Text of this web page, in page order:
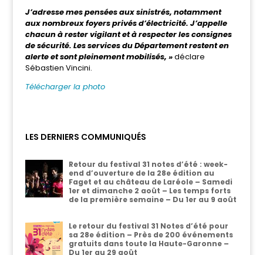
J’adresse mes pensées aux sinistrés, notamment
aux nombreux foyers privés d’électricité. J’appelle
chacun à rester vigilant et à respecter les consignes
de sécurité. Les services du Département restent en
alerte et sont pleinement mobilisés, »déclare
Sébastien Vincini.
Télécharger la photo
LES DERNIERS COMMUNIQUÉS
Retour du festival 31 notes d’été : week-
end d’ouverture de la 28e édition au
Faget et au château de Laréole – Samedi
1er et dimanche 2 août – Les temps forts
de la première semaine – Du 1er au 9 août
Le retour du festival 31 Notes d’été pour
sa 28e édition – Près de 200 événements
gratuits dans toute la Haute-Garonne –
Du 1er au 29 août